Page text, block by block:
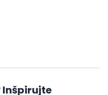
Inšpirujte